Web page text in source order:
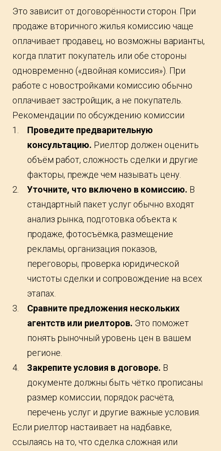
Это зависит от договорённости сторон. При
продаже вторичного жилья комиссию чаще
оплачивает продавец, но возможны варианты,
когда платит покупатель или обе стороны
одновременно («двойная комиссия»). При
работе с новостройками комиссию обычно
оплачивает застройщик, а не покупатель.
Рекомендации по обсуждению комиссии
Проведите предварительную
консультацию. Риелтор должен оценить
объём работ, сложность сделки и другие
факторы, прежде чем называть цену.
Уточните, что включено в комиссию. В
стандартный пакет услуг обычно входят
анализ рынка, подготовка объекта к
продаже, фотосъёмка, размещение
рекламы, организация показов,
переговоры, проверка юридической
чистоты сделки и сопровождение на всех
этапах.
Сравните предложения нескольких
агентств или риелторов. Это поможет
понять рыночный уровень цен в вашем
регионе.
Закрепите условия в договоре. В
документе должны быть чётко прописаны
размер комиссии, порядок расчёта,
перечень услуг и другие важные условия.
Если риелтор настаивает на надбавке,
ссылаясь на то, что сделка сложная или